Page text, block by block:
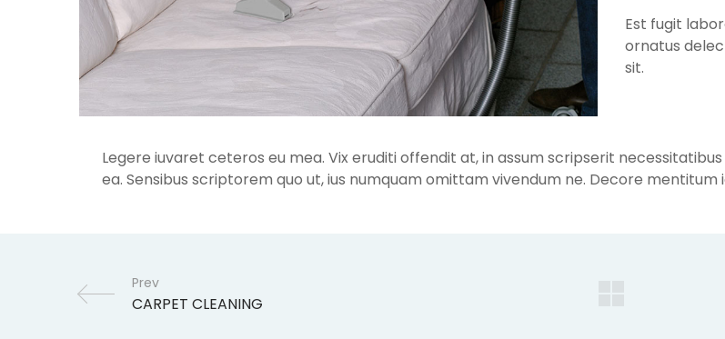
Est fugit
ornatus
sit.
Legere iuvaret ceteros eu mea. Vix eruditi offendit at, in assum scripserit
ea. Sensibus scriptorem quo ut, ius numquam omittam vivendum ne. Decore
Prev